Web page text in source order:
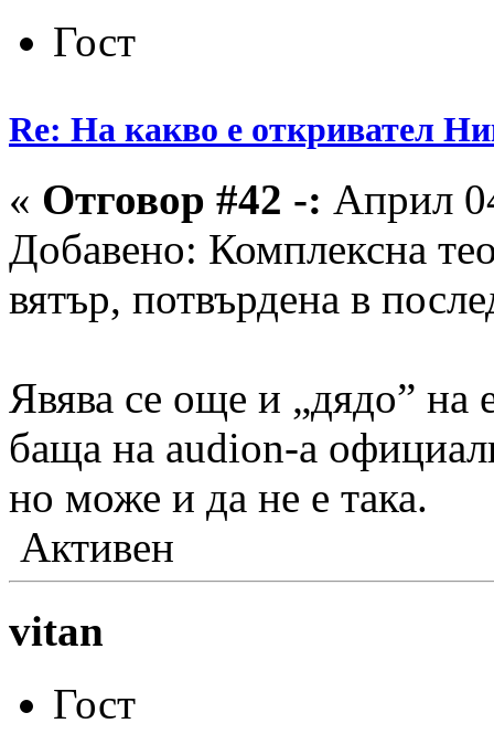
Гост
Re: На какво е откривател
« Отговор #42 -: Април
Добавено: Комплексна
вятър, потвърдена в
Явява се още и „дядо” на
баща на audion-а
но може и да не е така.
Активен
vitan
Гост